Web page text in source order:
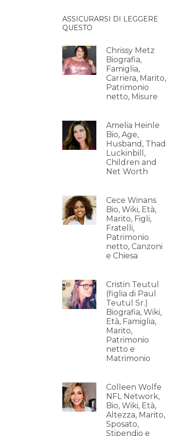
ASSICURARSI DI LEGGERE
QUESTO
Chrissy Metz
Biografia,
Famiglia,
Carriera, Marito,
Patrimonio
netto, Misure
Amelia Heinle
Bio, Age,
Husband, Thad
Luckinbill,
Children and
Net Worth
Cece Winans
Bio, Wiki, Età,
Marito, Figli,
Fratelli,
Patrimonio
netto, Canzoni
e Chiesa
Cristin Teutul
(figlia di Paul
Teutul Sr.)
Biografia, Wiki,
Età, Famiglia,
Marito,
Patrimonio
netto e
Matrimonio
Colleen Wolfe
NFL Network,
Bio, Wiki, Età,
Altezza, Marito,
Sposato,
Stipendio e